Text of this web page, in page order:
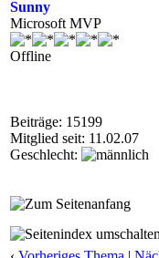
Sunny
Microsoft MVP
Offline
Beiträge: 15199
Mitglied seit: 11.02.07
Geschlecht: